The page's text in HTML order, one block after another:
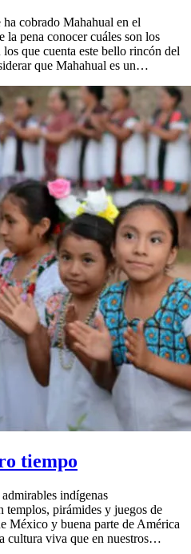
cobrado Mahahual en el
la pena conocer cuáles son los
que cuenta este bello rincón del
que Mahahual es un…
tiempo
indígenas
templos, pirámides y juegos de
México y buena parte de América
cultura viva que en nuestros…